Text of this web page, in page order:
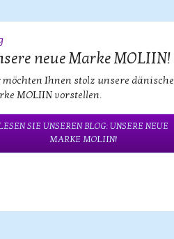
neue Marke MOLIIN!
möchten Ihnen stolz unsere dänische
MOLIIN vorstellen.
SIE UNSEREN BLOG: UNSERE NEUE
MARKE MOLIIN!